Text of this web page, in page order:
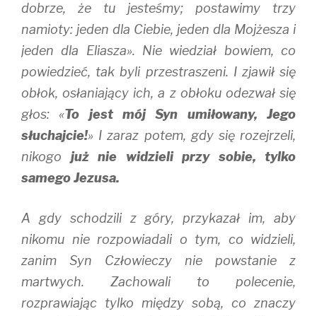
dobrze, że tu jesteśmy; postawimy trzy
namioty: jeden dla Ciebie, jeden dla Mojżesza i
jeden dla Eliasza». Nie wiedział bowiem, co
powiedzieć, tak byli przestraszeni. I zjawił się
obłok, osłaniający ich, a z obłoku odezwał się
głos: «To jest mój Syn umiłowany, Jego
słuchajcie!» I zaraz potem, gdy się rozejrzeli,
nikogo już nie widzieli przy sobie, tylko
samego Jezusa.
A gdy schodzili z góry, przykazał im, aby
nikomu nie rozpowiadali o tym, co widzieli,
zanim Syn Człowieczy nie powstanie z
martwych. Zachowali to polecenie,
rozprawiając tylko między sobą, co znaczy